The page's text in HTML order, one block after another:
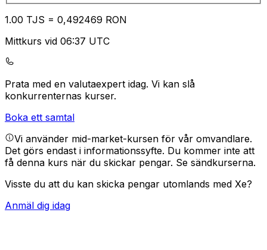
1.00 TJS = 0,492469 RON
Mittkurs vid 06:37 UTC
Prata med en valutaexpert idag. Vi kan slå
konkurrenternas kurser.
Boka ett samtal
Vi använder mid-market-kursen för vår omvandlare.
Det görs endast i informationssyfte. Du kommer inte att
få denna kurs när du skickar pengar. Se sändkurserna.
Visste du att du kan skicka pengar utomlands med Xe?
Anmäl dig idag